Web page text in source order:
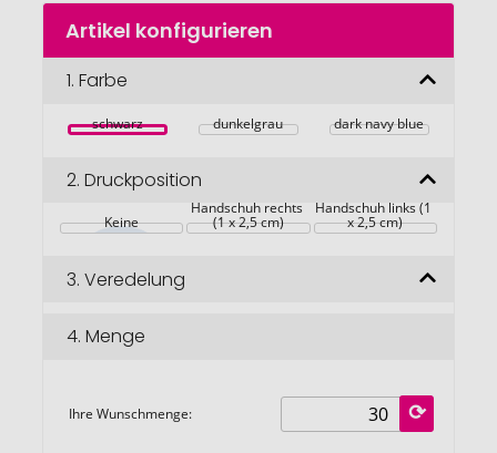
Zum
Anfang
Bildgalerie
Artikel konfigurieren
1. Farbe
schwarz dunkelgrau dark navy blue
2. Druckposition
Keine
Handschuh rechts
(1 x 2,5 cm)
Handschuh links (1
x 2,5 cm)
3. Veredelung
4. Menge
Ihre Wunschmenge: